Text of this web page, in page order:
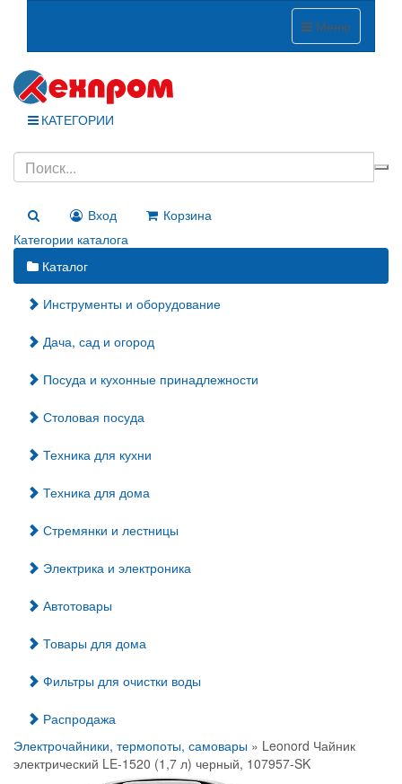
Меню
КАТЕГОРИИ
Вход
Корзина
Категории каталога
Каталог
Инструменты и оборудование
Дача, сад и огород
Посуда и кухонные принадлежности
Столовая посуда
Техника для кухни
Техника для дома
Стремянки и лестницы
Электрика и электроника
Автотовары
Товары для дома
Фильтры для очистки воды
Распродажа
Электрочайники, термопоты, самовары » Leonord Чайник
электрический LE-1520 (1,7 л) черный, 107957-SK